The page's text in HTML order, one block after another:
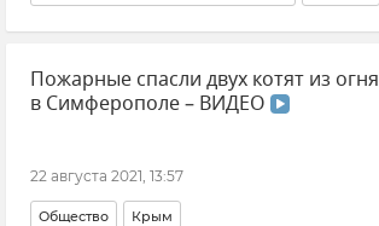
Крым
Пожарные спасли двух котят из огня
в Симферополе – ВИДЕО
22 августа 2021, 13:57
Общество Крым